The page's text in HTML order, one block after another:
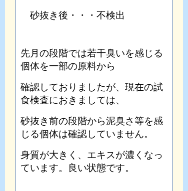
砂抜き後・・・不検出
先月の段階では若干臭いを感じる
個体を一部の原料から
確認しておりましたが、 現在の試
食検査におきましては、
砂抜き前の段階から泥臭さ等を感
じる個体は確認していません。
身質が大きく、エキスが濃くなっ
ています。良い状態です。